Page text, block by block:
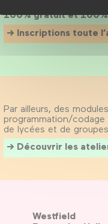
100% gratuit et
Inscriptions toute
Par ailleurs, des
programmation/
de lycées et de
Découvrir les
Westfield